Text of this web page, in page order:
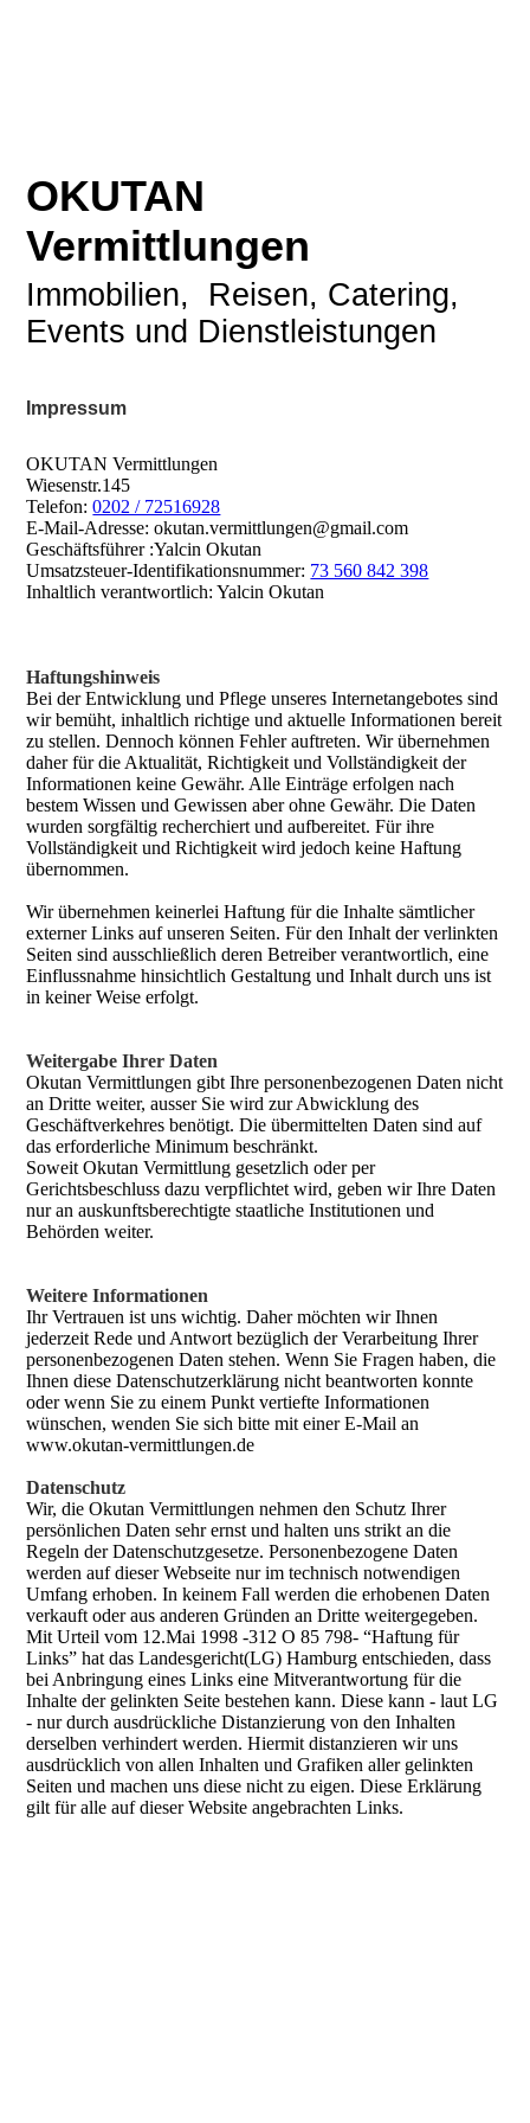
OKUTAN
Vermittlungen
Immobilien, Reisen, Catering,
Events und Dienstleistungen
Impressum
OKUTAN Vermittlungen
Wiesenstr.145
Telefon:0202 / 72516928
E-Mail-Adresse: okutan.vermittlungen@gmail.com
Geschäftsführer :Yalcin Okutan
Umsatzsteuer-Identifikationsnummer: 73 560 842 398
Inhaltlich verantwortlich: Yalcin Okutan
Haftungshinweis
Bei der Entwicklung und Pflege unseres Internetangebotes sind
wir bemüht, inhaltlich richtige und aktuelle Informationen bereit
zu stellen. Dennoch können Fehler auftreten. Wir übernehmen
daher für die Aktualität, Richtigkeit und Vollständigkeit der
Informationen keine Gewähr. Alle Einträge erfolgen nach
bestem Wissen und Gewissen aber ohne Gewähr. Die Daten
wurden sorgfältig recherchiert und aufbereitet. Für ihre
Vollständigkeit und Richtigkeit wird jedoch keine Haftung
übernommen.
Wir übernehmen keinerlei Haftung für die Inhalte sämtlicher
externer Links auf unseren Seiten. Für den Inhalt der verlinkten
Seiten sind ausschließlich deren Betreiber verantwortlich, eine
Einflussnahme hinsichtlich Gestaltung und Inhalt durch uns ist
in keiner Weise erfolgt.
Weitergabe Ihrer Daten
Okutan Vermittlungen gibt Ihre personenbezogenen Daten nicht
an Dritte weiter, ausser Sie wird zur Abwicklung des
Geschäftverkehres benötigt. Die übermittelten Daten sind auf
das erforderliche Minimum beschränkt.
Soweit Okutan Vermittlung gesetzlich oder per
Gerichtsbeschluss dazu verpflichtet wird, geben wir Ihre Daten
nur an auskunftsberechtigte staatliche Institutionen und
Behörden weiter.
Weitere Informationen
Ihr Vertrauen ist uns wichtig. Daher möchten wir Ihnen
jederzeit Rede und Antwort bezüglich der Verarbeitung Ihrer
personenbezogenen Daten stehen. Wenn Sie Fragen haben, die
Ihnen diese Datenschutzerklärung nicht beantworten konnte
oder wenn Sie zu einem Punkt vertiefte Informationen
wünschen, wenden Sie sich bitte mit einer E-Mail an
www.okutan-vermittlungen.de
Datenschutz
Wir, die Okutan Vermittlungen nehmen den Schutz Ihrer
persönlichen Daten sehr ernst und halten uns strikt an die
Regeln der Datenschutzgesetze. Personenbezogene Daten
werden auf dieser Webseite nur im technisch notwendigen
Umfang erhoben. In keinem Fall werden die erhobenen Daten
verkauft oder aus anderen Gründen an Dritte weitergegeben.
Mit Urteil vom 12.Mai 1998 -312 O 85 798- “Haftung für
Links” hat das Landesgericht(LG) Hamburg entschieden, dass
bei Anbringung eines Links eine Mitverantwortung für die
Inhalte der gelinkten Seite bestehen kann. Diese kann - laut LG
- nur durch ausdrückliche Distanzierung von den Inhalten
derselben verhindert werden. Hiermit distanzieren wir uns
ausdrücklich von allen Inhalten und Grafiken aller gelinkten
Seiten und machen uns diese nicht zu eigen. Diese Erklärung
gilt für alle auf dieser Website angebrachten Links.